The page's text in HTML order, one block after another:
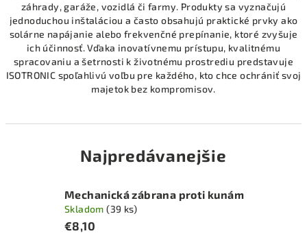
záhrady, garáže, vozidlá či farmy. Produkty sa vyznačujú
jednoduchou inštaláciou a často obsahujú praktické prvky ako
solárne napájanie alebo frekvenčné prepínanie, ktoré zvyšuje
ich účinnosť. Vďaka inovatívnemu prístupu, kvalitnému
spracovaniu a šetrnosti k životnému prostrediu predstavuje
ISOTRONIC spoľahlivú voľbu pre každého, kto chce ochrániť svoj
majetok bez kompromisov.
Najpredávanejšie
Mechanická zábrana proti kunám
Skladom(39 ks)
€8,10